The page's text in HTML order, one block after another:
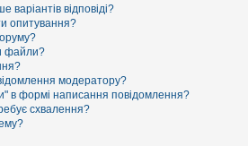
відповіді?
опитування?
файли?
модератору?
в формі написання повідомлення?
схвалення?